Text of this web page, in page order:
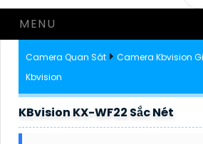
MENU
Camera Quan Sát Camera Kbvision
Kbvision
KBvision KX-WF22 Sắc Nét